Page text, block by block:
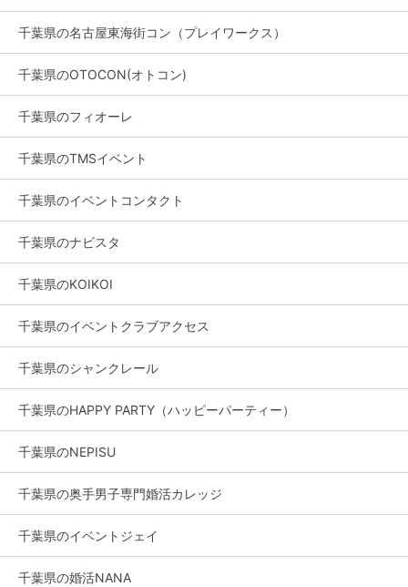
千葉県の名古屋東海街コン（プレイワークス）
千葉県のOTOCON(オトコン)
千葉県のフィオーレ
千葉県のTMSイベント
千葉県のイベントコンタクト
千葉県のナビスタ
千葉県のKOIKOI
千葉県のイベントクラブアクセス
千葉県のシャンクレール
千葉県のHAPPY PARTY（ハッピーパーティー）
千葉県のNEPISU
千葉県の奥手男子専門婚活カレッジ
千葉県のイベントジェイ
千葉県の婚活NANA